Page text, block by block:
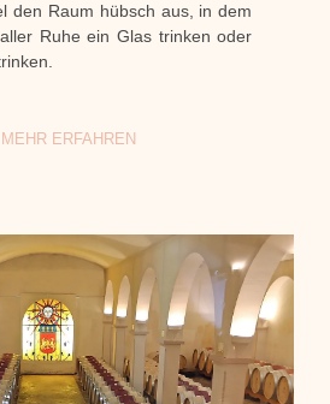
den Raum hübsch aus, in dem
Ruhe ein Glas trinken oder
MEHR ERFAHREN